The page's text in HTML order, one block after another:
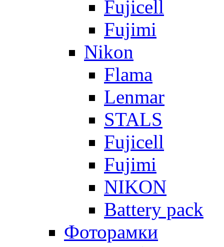
Fujicell
Fujimi
Nikon
Flama
Lenmar
STALS
Fujicell
Fujimi
NIKON
Battery pack
Фоторамки